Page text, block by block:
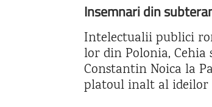
Insemnari din
Intelectualii publici
lor din Polonia,
Constantin Noica la
platoul inalt al ideilor